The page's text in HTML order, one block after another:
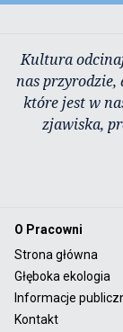
Kultura
nas przyrodzie,
które jest w
zjawiska,
O Pracowni
Strona główna
Głęboka ekologia
Informacje
Kontakt